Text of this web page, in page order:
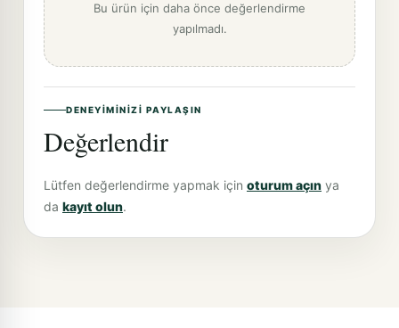
Bu ürün için daha önce değerlendirme
yapılmadı.
DENEYIMINIZI PAYLAŞIN
Değerlendir
Lütfen değerlendirme yapmak için oturum açın ya
da kayıt olun.